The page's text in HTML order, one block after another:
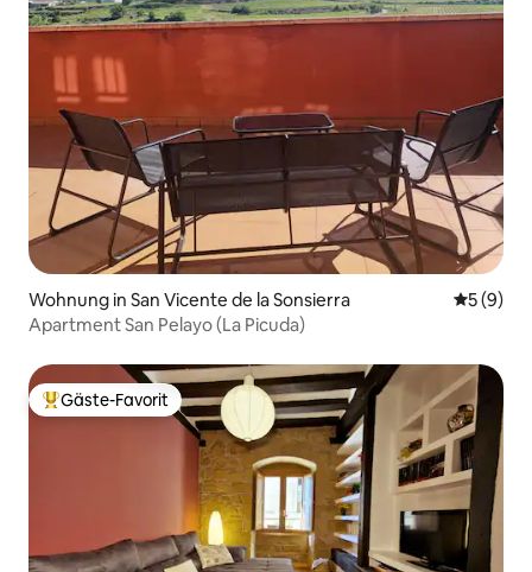
Wohnung in San Vicente de la Sonsierra
5 (9)
Apartment San Pelayo (La Picuda)
Beliebter Gäste-Favorit.
Gäste-Favorit